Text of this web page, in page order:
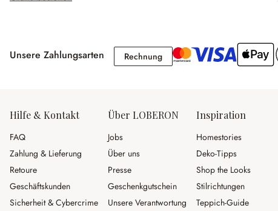
Unsere Zahlungsarten RechnungRechnung
Hilfe & Kontakt
FAQ
Zahlung & Lieferung
Retoure
Geschäftskunden
Sicherheit & Cybercrime
Über LOBERON
Jobs
Über uns
Presse
Geschenkgutschein
Unsere Verantwortung
Inspiration
Homestories
Deko-Tipps
Shop the Looks
Stilrichtungen
Teppich-Guide